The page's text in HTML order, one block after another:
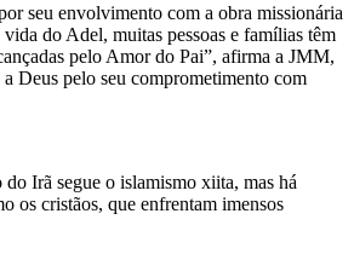
seu envolvimento com a obra missionária
do Adel, muitas pessoas e famílias têm
pelo Amor do Pai”, afirma a JMM,
Deus pelo seu comprometimento com
Irã segue o islamismo xiita, mas há
os cristãos, que enfrentam imensos